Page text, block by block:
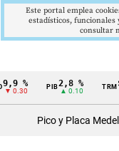
Cintillo
% PIB2,8 %
▲ 0.10
TRM
Pico y Placa
Este portal emplea
estadísticos, funcionales
consultar